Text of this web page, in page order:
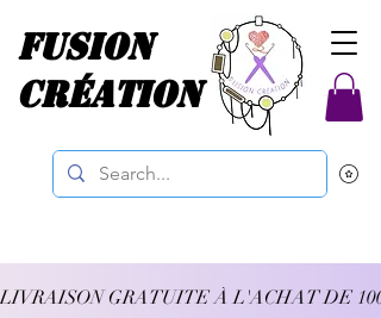
Fusion
Création
LIVRAISON GRATUITE À L'ACHAT DE